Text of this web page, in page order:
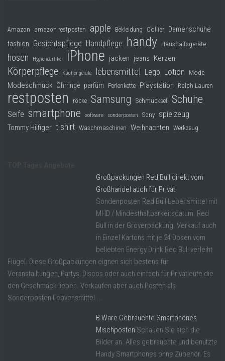
Amazon amazon restposten apple Bekleidung Collier Damenschuhe
fashion Gesichtspflege Handpflege handy Haushaltsgeräte
hosen Hygieneartikel iPhone jacken jeans Kerzen
Körperpflege Küchengeräte lebensmittel Lego Lotion Mode
Modeschmuck Ohrringe parfüm Perlenkette Playstation Ralph Lauren
restposten röcke Samsung Schmuckset Schuhe
Seife smartphone software sonderposten Sony spielzeug
Tommy Hilfiger t shirt Waschmaschinen Weihnachten Werkzeug
Großpackungen Red Bull direkt vom
Großhandel auch für Privat
Sondenposten Red Bull Lebensmittel mit
MHD / Mindesthaltbarkeitsdatum. Red
Bull in der Groverpackung. Verkauf auch
in Einzel Kartons mit je 24 Dosen vom
beliebten Energy Drink Red Bull verleiht
Flügel. Diese Großpackungen eignen sich bestens für
Veranstalltungen, Partys, Discos oder auch einfach für Privatleute die
den Geschmack lieben. Verkaufen aber auch Posten als
Sonderposten Lebvensmittel ...
B Ware Gebrauchte Smartphones
Mischposten Schauen Sie sich die
Bilder an. Alles gebrauchte und benutzte
Handy Smartphones ohne Zubehör. Es